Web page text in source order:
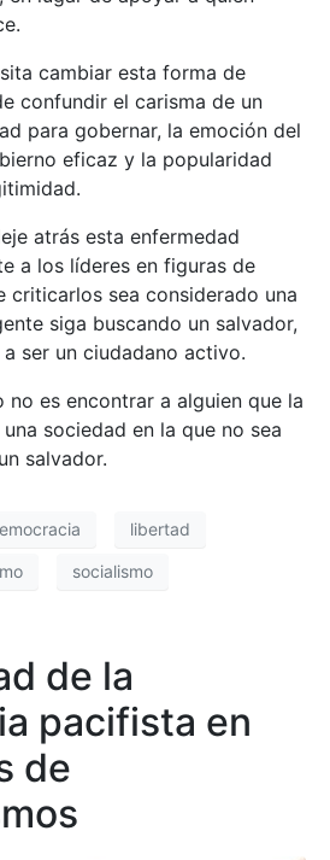
cambiar esta forma de
confundir el carisma de un
para gobernar, la emoción del
eficaz y la popularidad
atrás esta enfermedad
a los líderes en figuras de
criticarlos sea considerado una
siga buscando un salvador,
ser un ciudadano activo.
no es encontrar a alguien que la
sociedad en la que no sea
salvador.
libertad
socialismo
de la
pacifista en
de